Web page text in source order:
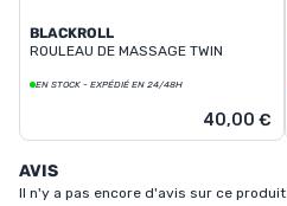
BLACKROLL
ROULEAU DE MASSAGE TWIN
EN STOCK - EXPÉDIÉ EN 24/48H
40,00 €
AVIS
Il n'y a pas encore d'avis sur ce produit